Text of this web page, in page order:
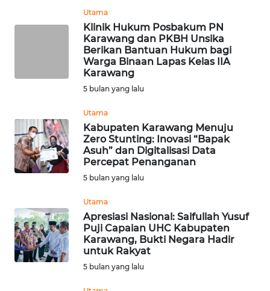
Utama
Klinik Hukum Posbakum PN
Karawang dan PKBH Unsika
Berikan Bantuan Hukum bagi
Warga Binaan Lapas Kelas IIA
Karawang
5 bulan yang lalu
Utama
Kabupaten Karawang Menuju
Zero Stunting: Inovasi “Bapak
Asuh” dan Digitalisasi Data
Percepat Penanganan
5 bulan yang lalu
Utama
Apresiasi Nasional: Saifullah Yusuf
Puji Capaian UHC Kabupaten
Karawang, Bukti Negara Hadir
untuk Rakyat
5 bulan yang lalu
WAHANA
KONSUMEN
WAHANA
TRAVEL